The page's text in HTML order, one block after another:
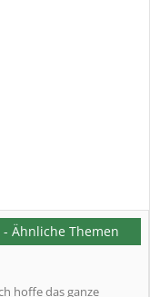
Ähnliche Themen
hoffe das ganze